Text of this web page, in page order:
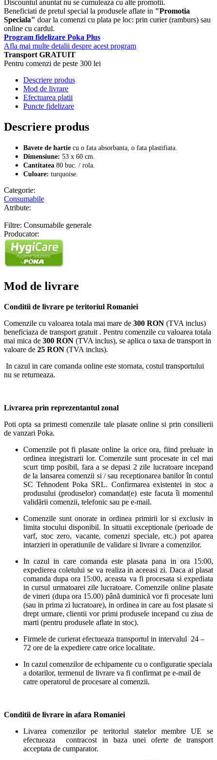
Discountul anuntat nu se cumuleaza cu alte promotii.
Beneficiati de pretul special la produsele aflate in "Promotia
Speciala" doar la comenzi cu plata pe loc: prin curier (ramburs) sau
online cu cardul.
Program fidelizare Poka Plus
Afla mai multe detalii despre acest program
Transport GRATUIT
Pentru comenzi de peste 300 lei
Descriere produs
Mod de livrare
Efectuarea platii
Puncte fidelizare
Descriere produs
Bavete de hartie cu o fata absorbanta, o fata plastifiata.
Dimensiune: 53 x 60 cm.
Cantitatea 80 buc. / rola.
Culoare: turquoise.
Categorie:
Consumabile
Atribute:
Filtre: Consumabile generale
Producator:
Mod de livrare
Conditii de livrare pe teritoriul Romaniei
Comenzile cu valoarea totala mai mare de 300 RON (TVA inclus)
beneficiaza de transport gratuit . Pentru comenzile cu valoarea totala
mai mica de 300 RON (TVA inclus), se aplica o taxa de transport in
valoare de 25 RON (TVA inclus).
In cazul in care comanda online este stornata, costul transportului
nu se returneaza.
Livrarea prin reprezentantul zonal
Poti opta sa primesti comenzile tale plasate online si prin consilierii
de vanzari Poka.
Comenzile pot fi plasate online la orice ora, fiind preluate in
ordinea inregistrarii lor. Comenzile sunt procesate in cel mai
scurt timp posibil, fara a se depasi 2 zile lucratoare incepand
de la lansarea comenzii si / sau receptionarea banilor în contul
SC Tehnodent Poka SRL. Confirmarea existentei in stoc a
produsului (produselor) comandat(e) este facuta îi momentul
validării comenzii, telefonic sau pe e-mail.
Comenzile sunt onorate in ordinea primirii lor si exclusiv in
limita stocului disponibil. In situatii exceptionale (perioade de
varf, stoc zero, vacante, comenzi speciale, etc.) pot aparea
intarzieri in operatiunile de validare si livrare a comenzilor.
In cazul in care comanda este plasata pana in ora 15:00,
expedierea coletului se va realiza in aceeasi zi. Daca ai plasat
comanda dupa ora 15:00, aceasta va fi procesata si expediata
in cursul urmatoarei zile lucratoare. Comenzile online plasate
de vineri (dupa ora 15.00) până duminică vor fi procesate luni
(sau in prima zi lucratoare), in ordinea in care au fost plasate si
drept urmare, clientii vor primi produsele incepand cu ziua de
marti (pentru produsele aflate in stoc).
Firmele de curierat efectueaza transportul in intervalul 24 –
72 ore de la expediere catre orice localitate.
In cazul comenzilor de echipamente cu o configuratie speciala
a dotarilor, termenul de livrare va fi confirmat pe e-mail de
catre operatorul de procesare al comenzii.
Conditii de livrare in afara Romaniei
Livarea comenzilor pe teritoriul statelor membre UE se
efectueaza contracost in baza unei oferte de transport
acceptata de cumparator.